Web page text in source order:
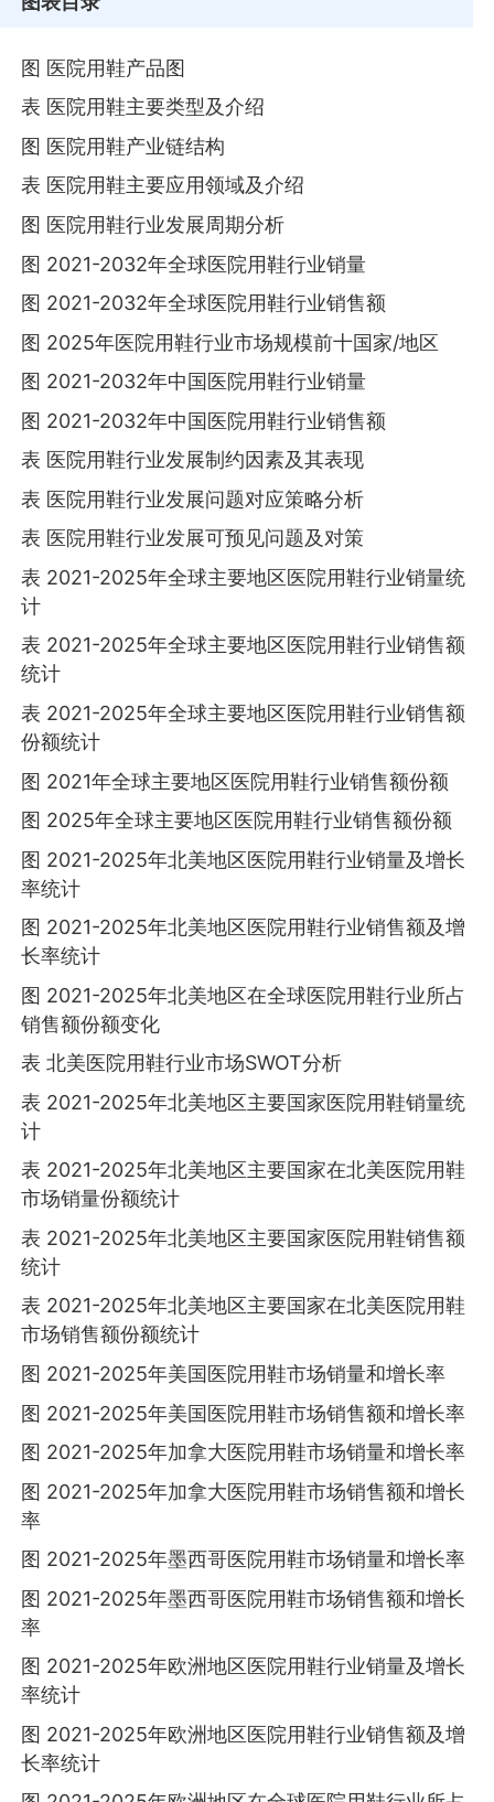
图 医院用鞋产品图
表 医院用鞋主要类型及介绍
图 医院用鞋产业链结构
表 医院用鞋主要应用领域及介绍
图 医院用鞋行业发展周期分析
图 2021-2032年全球医院用鞋行业销量
图 2021-2032年全球医院用鞋行业销售额
图 2025年医院用鞋行业市场规模前十国家/地区
图 2021-2032年中国医院用鞋行业销量
图 2021-2032年中国医院用鞋行业销售额
表 医院用鞋行业发展制约因素及其表现
表 医院用鞋行业发展问题对应策略分析
表 医院用鞋行业发展可预见问题及对策
表 2021-2025年全球主要地区医院用鞋行业销量统
计
表 2021-2025年全球主要地区医院用鞋行业销售额
统计
表 2021-2025年全球主要地区医院用鞋行业销售额
份额统计
图 2021年全球主要地区医院用鞋行业销售额份额
图 2025年全球主要地区医院用鞋行业销售额份额
图 2021-2025年北美地区医院用鞋行业销量及增长
率统计
图 2021-2025年北美地区医院用鞋行业销售额及增
长率统计
图 2021-2025年北美地区在全球医院用鞋行业所占
销售额份额变化
表 北美医院用鞋行业市场SWOT分析
表 2021-2025年北美地区主要国家医院用鞋销量统
计
表 2021-2025年北美地区主要国家在北美医院用鞋
市场销量份额统计
表 2021-2025年北美地区主要国家医院用鞋销售额
统计
表 2021-2025年北美地区主要国家在北美医院用鞋
市场销售额份额统计
图 2021-2025年美国医院用鞋市场销量和增长率
图 2021-2025年美国医院用鞋市场销售额和增长率
图 2021-2025年加拿大医院用鞋市场销量和增长率
图 2021-2025年加拿大医院用鞋市场销售额和增长
率
图 2021-2025年墨西哥医院用鞋市场销量和增长率
图 2021-2025年墨西哥医院用鞋市场销售额和增长
率
图 2021-2025年欧洲地区医院用鞋行业销量及增长
率统计
图 2021-2025年欧洲地区医院用鞋行业销售额及增
长率统计